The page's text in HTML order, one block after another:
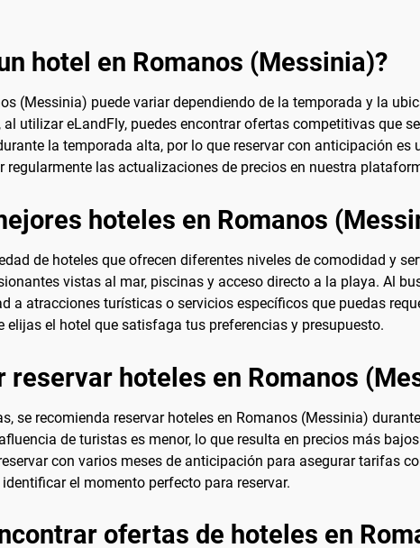
hotel en Romanos (Messinia)?
(Messinia) puede variar dependiendo de la temporada y la
utilizar eLandFly, puedes encontrar ofertas competitivas que
la temporada alta, por lo que reservar con anticipación
regularmente las actualizaciones de precios en nuestra
hoteles en Romanos
de hoteles que ofrecen diferentes niveles de comodidad y
vistas al mar, piscinas y acceso directo a la playa. Al
a atracciones turísticas o servicios específicos que puedas
el hotel que satisfaga tus preferencias y presupuesto.
reservar hoteles en Romanos
se recomienda reservar hoteles en Romanos (Messinia)
de turistas es menor, lo que resulta en precios más
con varios meses de anticipación para asegurar tarifas
el momento perfecto para reservar.
ofertas de hoteles en